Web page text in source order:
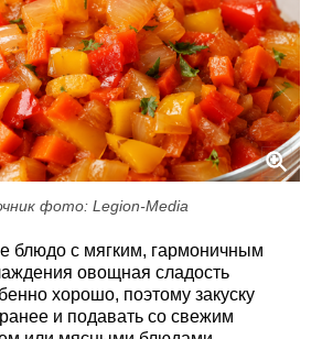
фото: Legion-Media
блюдо с мягким, гармоничным
овощная сладость
хорошо, поэтому закуску
и подавать со свежим